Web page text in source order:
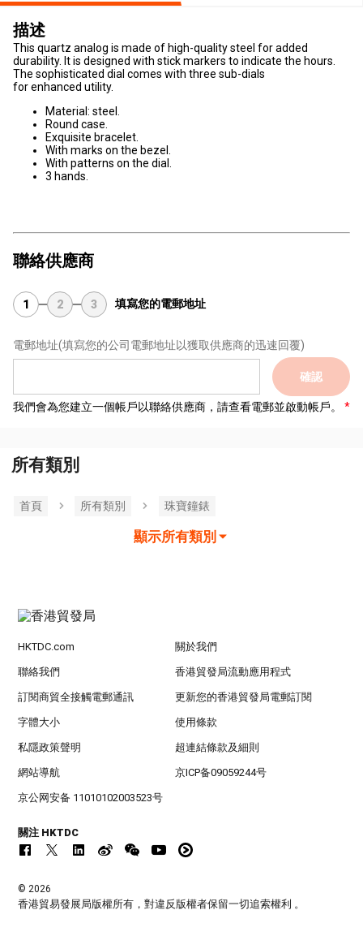
描述
This quartz analog is made of high-quality steel for added
durability. It is designed with stick markers to indicate the hours.
The sophisticated dial comes with three sub-dials
for enhanced utility.
Material: steel.
Round case.
Exquisite bracelet.
With marks on the bezel.
With patterns on the dial.
3 hands.
聯絡供應商
1 2 3 填寫您的電郵地址
電郵地址(填寫您的公司電郵地址以獲取供應商的迅速回覆)
確認
我們會為您建立一個帳戶以聯絡供應商，請查看電郵並啟動帳戶。
所有類別
首頁 所有類別 珠寶鐘錶
顯示所有類別
HKTDC.com 關於我們
聯絡我們 香港貿發局流動應用程式
訂閱商貿全接觸電郵通訊 更新您的香港貿發局電郵訂閱
字體大小 使用條款
私隱政策聲明 超連結條款及細則
網站導航 京ICP备09059244号
京公网安备 11010102003523号
關注 HKTDC
© 2026
香港貿易發展局版權所有，對違反版權者保留一切追索權利 。